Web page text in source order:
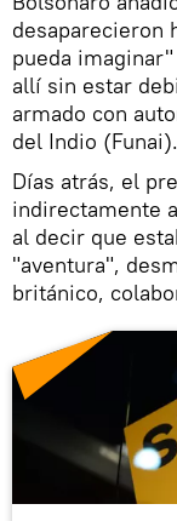
desaparecieron
pueda
allí sin estar
armado con
del Indio (Funai).
Días atrás, el
indirectamente
al decir que
"aventura",
británico,